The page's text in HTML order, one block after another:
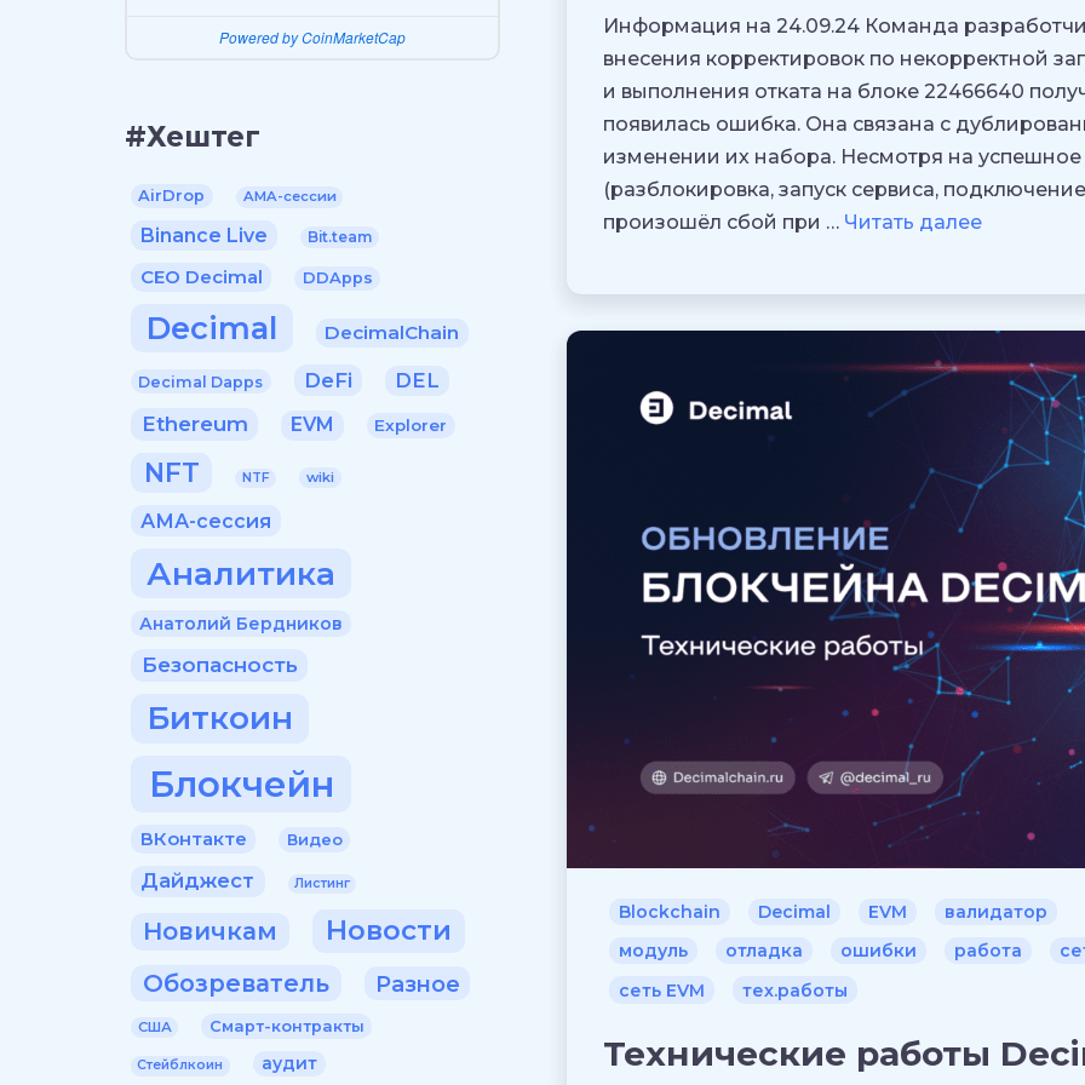
Powered by CoinMarketCap
#Хештег
AirDrop AMA-сессии
Binance Live Bit.team
CEO Decimal DDApps
Decimal DecimalChain
Decimal Dapps DeFi DEL
Ethereum EVM Explorer
NFT NTF wiki
АМА-сессия
Аналитика
Анатолий Бердников
Безопасность
Биткоин
Блокчейн
ВКонтакте Видео
Дайджест Листинг
Новичкам Новости
Обозреватель Разное
США Смарт-контракты
Стейблкоин аудит
Информация на 24.09.24 Команда
внесения корректировок по некорректной
и выполнения отката на блоке 22466640
появилась ошибка. Она связана с
изменении их набора. Несмотря на
(разблокировка, запуск сервиса,
произошёл сбой при … Читать далее
Blockchain Decimal EVM
валидатор
модуль
отладка ошибки работа
сеть EVM
тех.работы
Технические работы